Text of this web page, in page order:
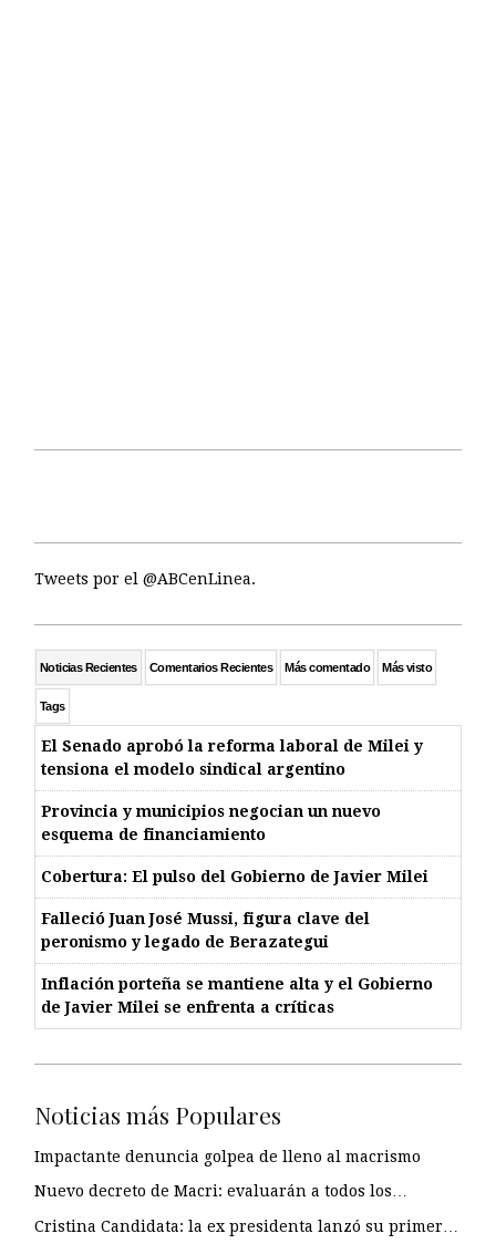
Tweets por el @ABCenLinea.
Noticias Recientes Comentarios Recientes Más comentado Más visto
Tags
El Senado aprobó la reforma laboral de Milei y
tensiona el modelo sindical argentino
Provincia y municipios negocian un nuevo
esquema de financiamiento
Cobertura: El pulso del Gobierno de Javier Milei
Falleció Juan José Mussi, figura clave del
peronismo y legado de Berazategui
Inflación porteña se mantiene alta y el Gobierno
de Javier Milei se enfrenta a críticas
Noticias más Populares
Impactante denuncia golpea de lleno al macrismo
Nuevo decreto de Macri: evaluarán a todos los…
Cristina Candidata: la ex presidenta lanzó su primer…